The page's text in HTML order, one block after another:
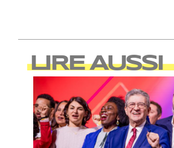
LIRE AUSSI